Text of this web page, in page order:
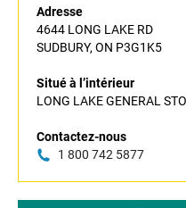
Adresse
4644 LONG LAKE RD
SUDBURY, ON P3G1K5
Situé à l’intérieur
LONG LAKE GENERAL
Contactez-nous
1 800 742 5877